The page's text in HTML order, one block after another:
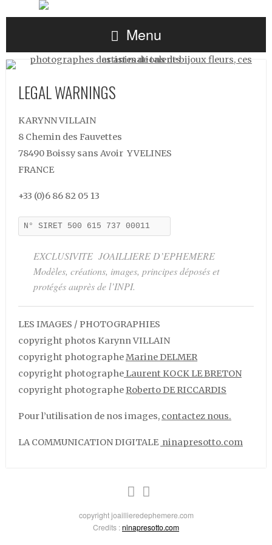
Menu
LEGAL WARNINGS
KARYNN VILLAIN
8 Chemin des Fauvettes
78490 Boissy sans Avoir YVELINES
FRANCE
+33 (0)6 86 82 05 13
N° SIRET 500 615 737 00011
EXCLUSIVITE JOAILLIERE D’EPHEMERE
Modèles, créations, images, principes déposés et
protégés auprès de l’INPI.
LES IMAGES / PHOTOGRAPHIES
copyright photos Karynn VILLAIN
copyright photographeMarine DELMER
copyright photographe Laurent KOCK LE BRETON
copyright photographe Roberto DE RICCARDIS
Pour l’utilisation de nos images, contactez nous.
LA COMMUNICATION DIGITALE ninapresotto.com
copyright joaillieredephemere.com
Credits :ninapresotto.com